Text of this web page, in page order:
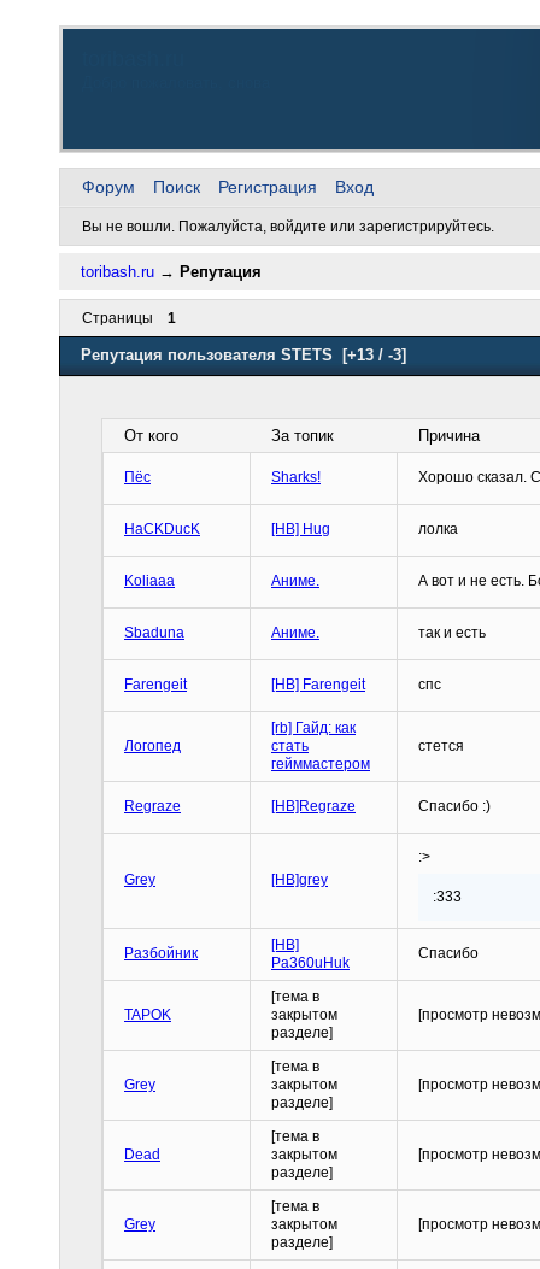
Форум Поиск Регистрация Вход
Вы не вошли. Пожалуйста, войдите или зарегистрируйтесь.
toribash.ru → Репутация
Страницы 1
Репутация пользователя STETS [+13 / -3]
От кого За топик Причина
Пёс Sharks! Хорошо сказал.
HaCKDucK [HB] Hug лолка
Koliaaa Аниме. А вот и не есть.
Sbaduna Аниме. так и есть
Farengeit [HB] Farengeit спс
Логопед
[rb] Гайд: как
стать
гейммастером
стется
Regraze [HB]Regraze Спасибо :)
Grey [HB]grey
:>
:333
Разбойник
[HB]
Pa360uHuk
Спасибо
TAPOK
[тема в
закрытом
разделе]
[просмотр
Grey
[тема в
закрытом
разделе]
[просмотр
Dead
[тема в
закрытом
разделе]
[просмотр
Grey
[тема в
закрытом
разделе]
[просмотр